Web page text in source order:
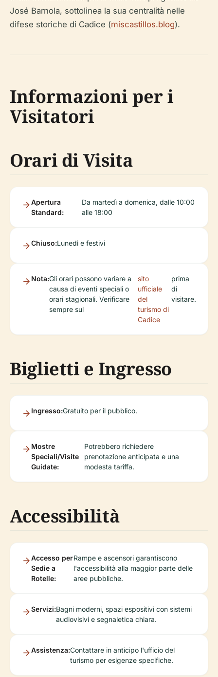
José Barnola, sottolinea la sua centralità nelle
difese storiche di Cadice (miscastillos.blog).
Informazioni per i
Visitatori
Orari di Visita
Apertura
Standard:
Da martedì a domenica, dalle 10:00
alle 18:00
Chiuso:Lunedì e festivi
Nota:Gli orari possono variare a
causa di eventi speciali o
orari stagionali. Verificare
sempre sul
sito
ufficiale
del
turismo di
Cadice
prima
di
visitare.
Biglietti e Ingresso
Ingresso:Gratuito per il pubblico.
Mostre
Speciali/Visite
Guidate:
Potrebbero richiedere
prenotazione anticipata e una
modesta tariffa.
Accessibilità
Accesso per
Sedie a
Rotelle:
Rampe e ascensori garantiscono
l'accessibilità alla maggior parte delle
aree pubbliche.
Servizi:Bagni moderni, spazi espositivi con sistemi
audiovisivi e segnaletica chiara.
Assistenza:Contattare in anticipo l'ufficio del
turismo per esigenze specifiche.